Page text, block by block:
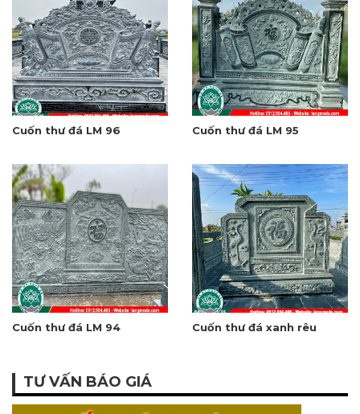
Cuốn thư đá LM 96 Cuốn thư đá LM 95
Cuốn thư đá LM 94 Cuốn thư đá xanh rêu
TƯ VẤN BÁO GIÁ